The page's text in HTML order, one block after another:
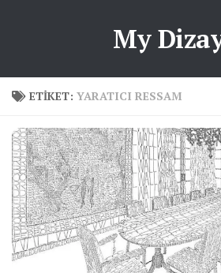
My
ETIKET: YARATICI RESSAM